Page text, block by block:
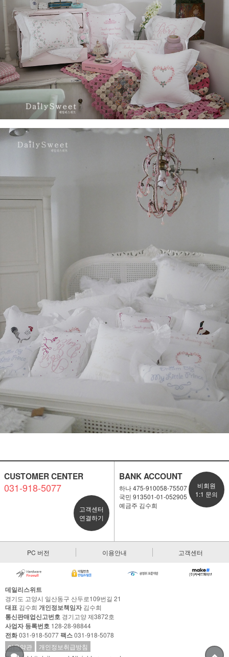
CUSTOMER CENTER
031-918-5077
고객센터
연결하기
BANK ACCOUNT
하나 475-910058-75507
국민 913501-01-052905
예금주 김수희
비회원
1:1 문의
PC 버전 이용안내 고객센터
데일리스위트
경기도 고양시 일산동구 산두로109번길 21
대표 김수희 개인정보책임자김수희
통신판매업신고번호 경기고양 제3872호
사업자 등록번호 128-28-98844
전화031-918-5077팩스031-918-5078
이용약관
개인정보취급방침